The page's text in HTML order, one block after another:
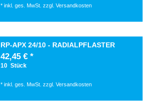
* inkl. ges. MwSt. zzgl. Versandkosten
RP-APX 24/10 - RADIALPFLASTER
42,45 € *
10 Stück
* inkl. ges. MwSt. zzgl. Versandkosten